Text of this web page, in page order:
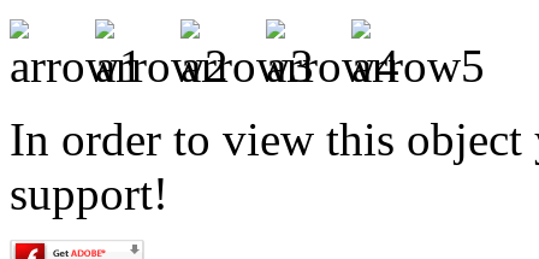
In order to view this object
support!